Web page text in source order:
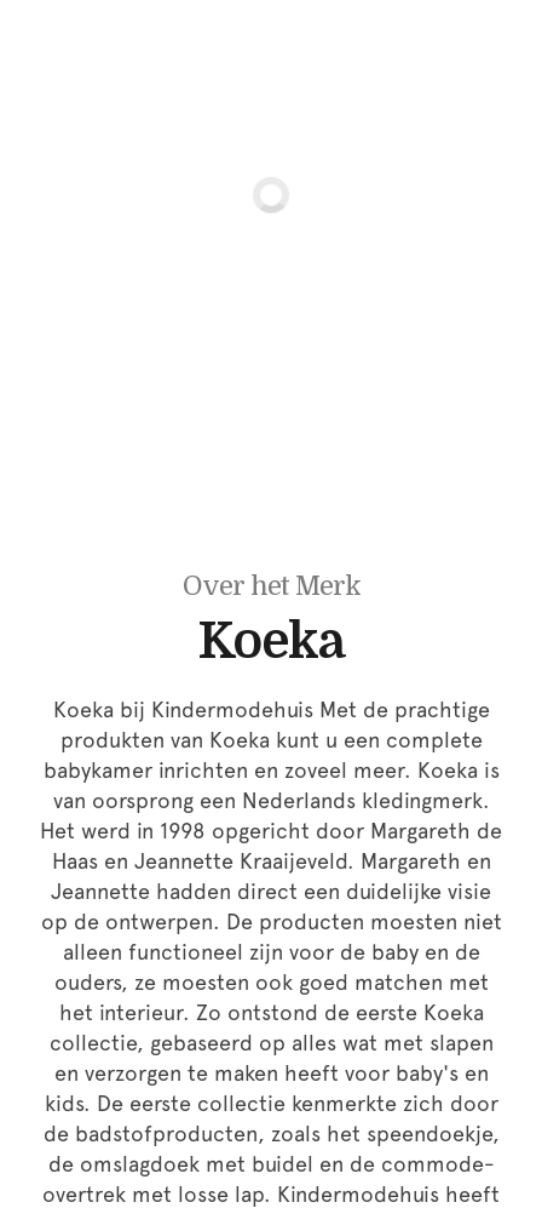
Over het Merk
Koeka
Koeka bij Kindermodehuis Met de prachtige
produkten van Koeka kunt u een complete
babykamer inrichten en zoveel meer. Koeka is
van oorsprong een Nederlands kledingmerk.
Het werd in 1998 opgericht door Margareth de
Haas en Jeannette Kraaijeveld. Margareth en
Jeannette hadden direct een duidelijke visie
op de ontwerpen. De producten moesten niet
alleen functioneel zijn voor de baby en de
ouders, ze moesten ook goed matchen met
het interieur. Zo ontstond de eerste Koeka
collectie, gebaseerd op alles wat met slapen
en verzorgen te maken heeft voor baby's en
kids. De eerste collectie kenmerkte zich door
de badstofproducten, zoals het speendoekje,
de omslagdoek met buidel en de commode-
overtrek met losse lap. Kindermodehuis heeft